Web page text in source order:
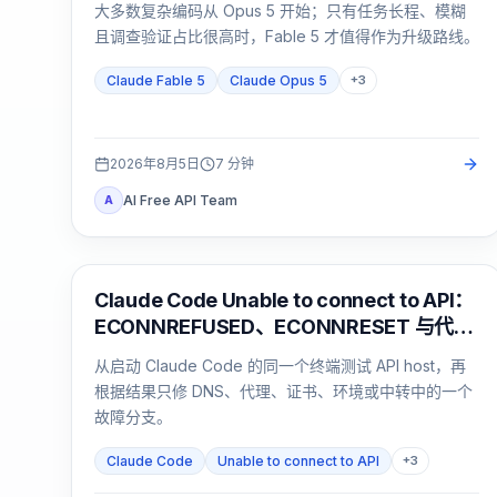
大多数复杂编码从 Opus 5 开始；只有任务长程、模糊
且调查验证占比很高时，Fable 5 才值得作为升级路线。
Claude Fable 5 Claude Opus 5 +3
2026年8月5日 7 分钟
A AI Free API Team
Claude Code
Claude Code Unable to connect to API：
ECONNREFUSED、ECONNRESET 与代理
错误排查
从启动 Claude Code 的同一个终端测试 API host，再
根据结果只修 DNS、代理、证书、环境或中转中的一个
故障分支。
Claude Code Unable to connect to API +3